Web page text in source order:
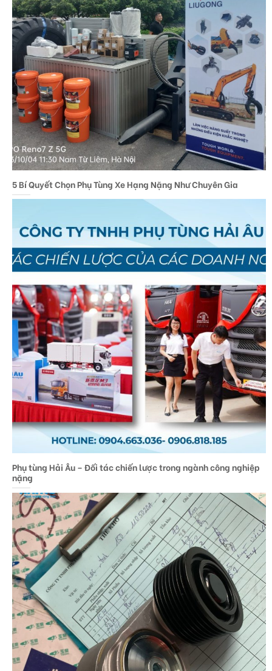
5 Bí Quyết Chọn Phụ Tùng Xe Hạng Nặng Như Chuyên Gia
Phụ tùng Hải Âu – Đối tác chiến lược trong ngành công nghiệp
nặng